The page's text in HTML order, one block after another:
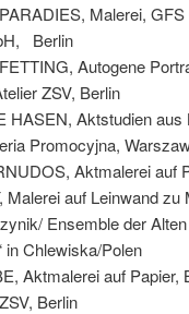
Malerei,
Berlin
Autogene
ZSV, Berlin
HASEN, Aktstudien
Promocyjna,
Aktmalerei auf
Malerei auf Leinwand
Ensemble der
in Chlewiska/Polen
Aktmalerei auf Papier,
Berlin